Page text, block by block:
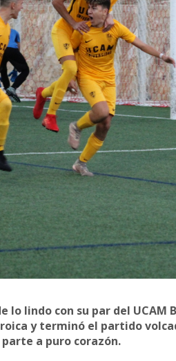
lo lindo con su par del
y terminó el partido
a puro corazón.